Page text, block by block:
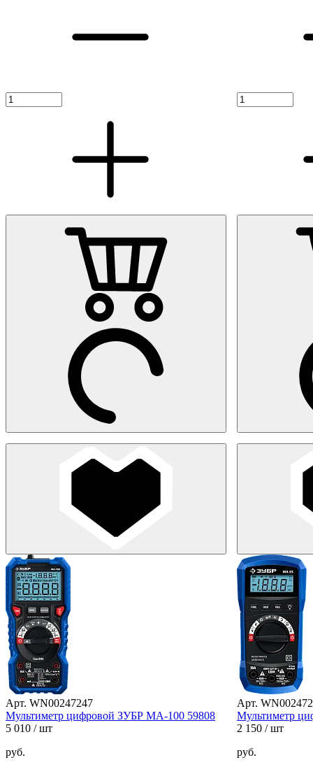
Арт. WN00247247
Мультиметр цифровой ЗУБР МА-100 59808
5 010 / шт
руб.
Арт.
Мультиметр
2 150 / шт
руб.